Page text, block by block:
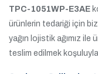
TPC-1051WP-E3AE
ürünlerin tedariği için
yağın lojistik ağımız
teslim edilmek